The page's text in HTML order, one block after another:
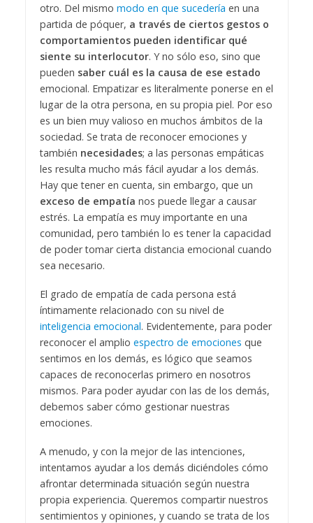
otro. Del mismo modo en que sucedería en una
partida de póquer, a través de ciertos gestos o
comportamientos pueden identificar qué
siente su interlocutor. Y no sólo eso, sino que
pueden saber cuál es la causa de ese estado
emocional. Empatizar es literalmente ponerse en el
lugar de la otra persona, en su propia piel. Por eso
es un bien muy valioso en muchos ámbitos de la
sociedad. Se trata de reconocer emociones y
también necesidades; a las personas empáticas
les resulta mucho más fácil ayudar a los demás.
Hay que tener en cuenta, sin embargo, que un
exceso de empatía nos puede llegar a causar
estrés. La empatía es muy importante en una
comunidad, pero también lo es tener la capacidad
de poder tomar cierta distancia emocional cuando
sea necesario.
El grado de empatía de cada persona está
íntimamente relacionado con su nivel de
inteligencia emocional. Evidentemente, para poder
reconocer el amplio espectro de emociones que
sentimos en los demás, es lógico que seamos
capaces de reconocerlas primero en nosotros
mismos. Para poder ayudar con las de los demás,
debemos saber cómo gestionar nuestras
emociones.
A menudo, y con la mejor de las intenciones,
intentamos ayudar a los demás diciéndoles cómo
afrontar determinada situación según nuestra
propia experiencia. Queremos compartir nuestros
sentimientos y opiniones, y cuando se trata de los